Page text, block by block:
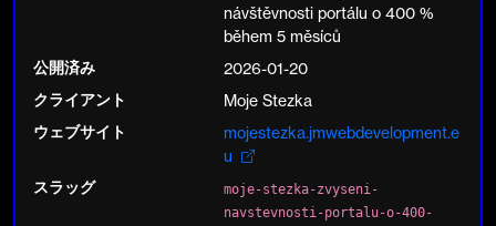
návštěvnosti portálu o 400 %
během 5 měsíců
公開済み 2026-01-20
クライアント Moje Stezka
ウェブサイト
mojestezka.jmwebdevelopment.e
u
スラッグ
moje-stezka-zvyseni-
navstevnosti-portalu-o-400-